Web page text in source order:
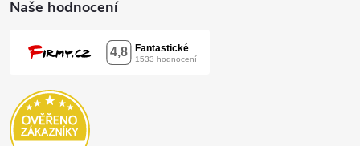
u
Naše hodnocení